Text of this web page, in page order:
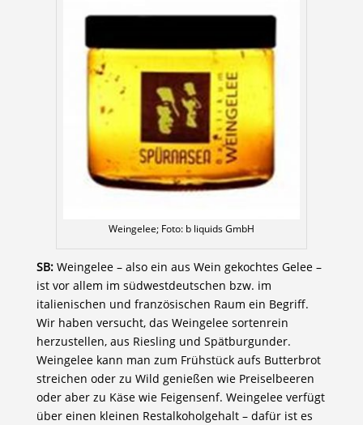
Weingelee; Foto: b liquids GmbH
SB: Weingelee – also ein aus Wein gekochtes Gelee –
ist vor allem im südwestdeutschen bzw. im
italienischen und französischen Raum ein Begriff.
Wir haben versucht, das Weingelee sortenrein
herzustellen, aus Riesling und Spätburgunder.
Weingelee kann man zum Frühstück aufs Butterbrot
streichen oder zu Wild genießen wie Preiselbeeren
oder aber zu Käse wie Feigensenf. Weingelee verfügt
über einen kleinen Restalkoholgehalt – dafür ist es